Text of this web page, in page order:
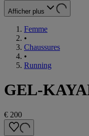
Afficher plus
Femme
•
Chaussures
•
Running
GEL-
€ 200